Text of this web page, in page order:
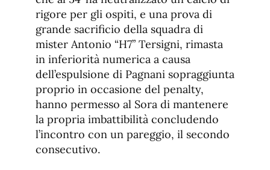
rigore per gli ospiti, e una prova di
grande sacrificio della squadra di
mister Antonio “H7” Tersigni, rimasta
in inferiorità numerica a causa
dell’espulsione di Pagnani sopraggiunta
proprio in occasione del penalty,
hanno permesso al Sora di mantenere
la propria imbattibilità concludendo
l’incontro con un pareggio, il secondo
consecutivo.